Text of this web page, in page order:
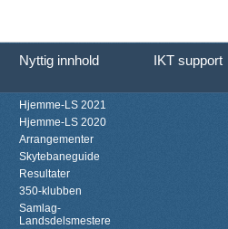
Nyttig innhold IKT support
Hjemme-LS 2021
Hjemme-LS 2020
Arrangementer
Skytebaneguide
Resultater
350-klubben
Samlag-
Landsdelsmestere